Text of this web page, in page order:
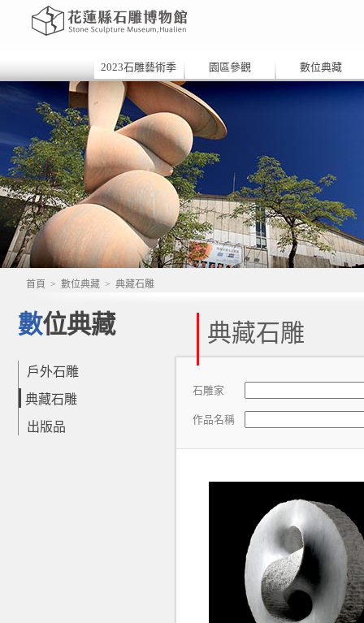
2023石雕藝術季 園區參觀 數位典藏
首頁 > 數位典藏 > 典藏石雕
數位典藏
戶外石雕
典藏石雕
出版品
典藏石雕
石雕家
作品名稱